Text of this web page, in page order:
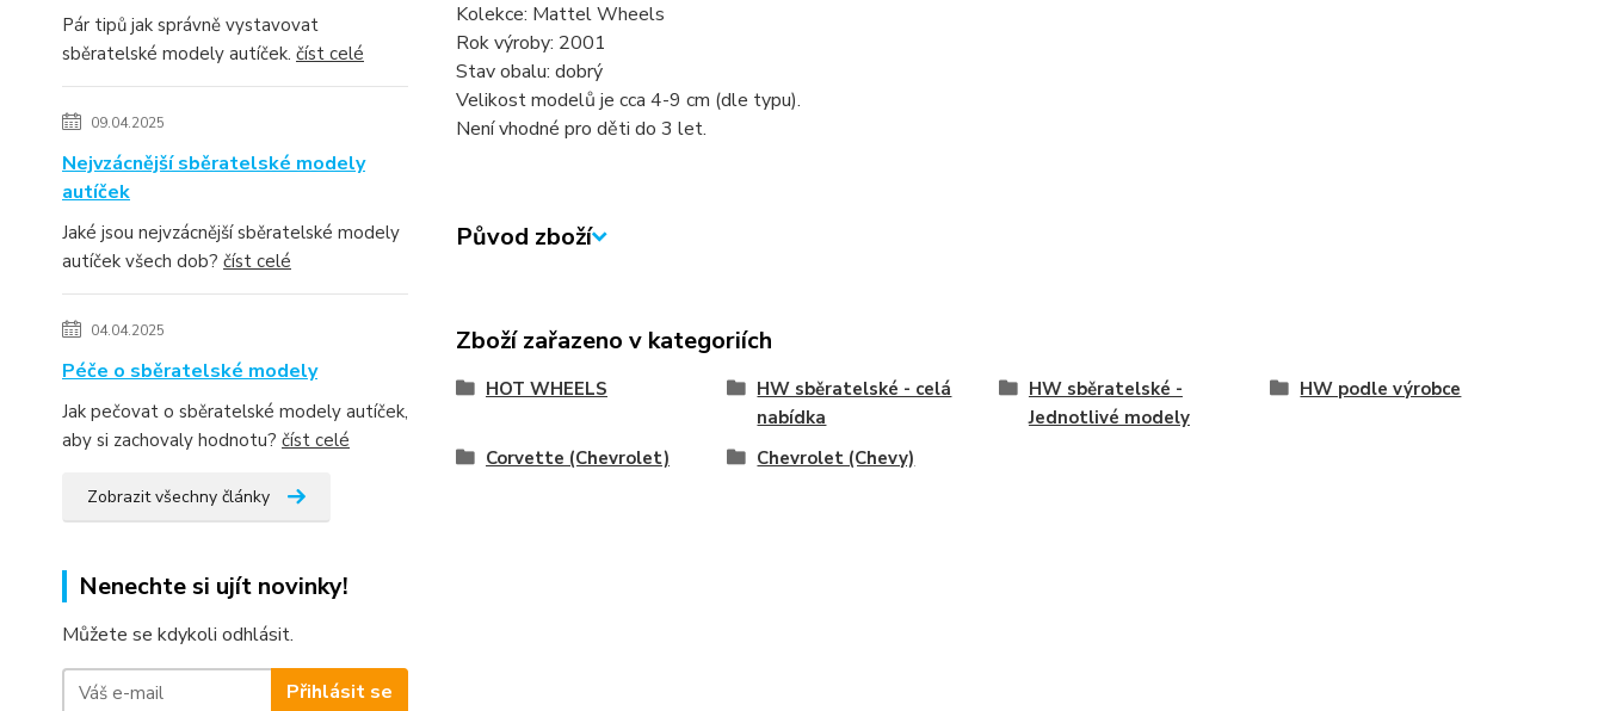
Pár tipů jak správně vystavovat
sběratelské modely autíček. číst celé
09.04.2025
Nejvzácnější sběratelské modely
autíček
Jaké jsou nejvzácnější sběratelské modely
autíček všech dob? číst celé
04.04.2025
Péče o sběratelské modely
Jak pečovat o sběratelské modely autíček,
aby si zachovaly hodnotu? číst celé
Zobrazit všechny články
Nenechte si ujít novinky!
Můžete se kdykoli odhlásit.
Přihlásit se
Kolekce: Mattel Wheels
Rok výroby: 2001
Stav obalu: dobrý
Velikost modelů je cca 4-9 cm (dle typu).
Není vhodné pro děti do 3 let.
Původ zboží
Zboží zařazeno v kategoriích
HOT WHEELS
HW sběratelské - celá
nabídka
HW sběratelské -
Jednotlivé modely
HW podle výrobce
Corvette (Chevrolet) Chevrolet (Chevy)